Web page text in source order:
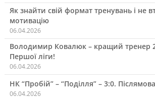
Як знайти свій формат тренувань і не
мотивацію
06.04.2026
Володимир Ковалюк – кращий тренер
Першої ліги!
06.04.2026
НК “Пробій” – “Поділля” – 3:0.
06.04.2026